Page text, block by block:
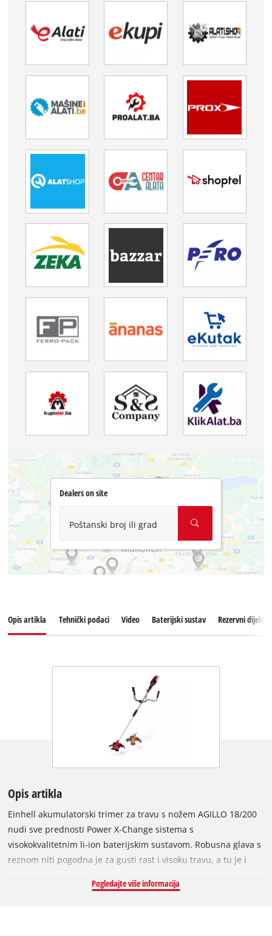
Dealers on site
Poštanski broj ili grad
Opis artikla Tehnički podaci Video Baterijski sustav Rezervni dijelovi
Opis artikla
Einhell akumulatorski trimer za travu s nožem AGILLO 18/200
nudi sve prednosti Power X-Change sistema s
visokokvalitetnim li-ion baterijskim sustavom. Robusna glava s
reznom niti pogodna je za gusti rast i visoku travu, a tu je i
grmlja. Sustav zaključavanja osovine olakšava promjenu
Pogledajte više informacija